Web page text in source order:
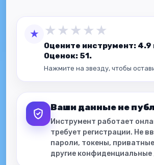
★ ★ ★ ★ ★ ★
Оцените инструмент: 4.9
Оценок: 51.
Нажмите на звезду, чтобы
Ваши данные не
Инструмент работает
требует регистрации. Не
пароли, токены,
другие